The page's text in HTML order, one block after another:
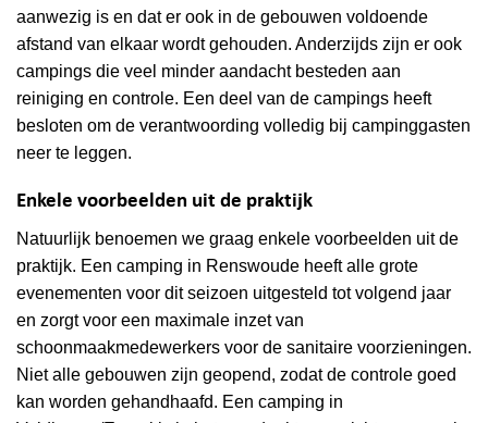
aanwezig is en dat er ook in de gebouwen voldoende
afstand van elkaar wordt gehouden. Anderzijds zijn er ook
campings die veel minder aandacht besteden aan
reiniging en controle. Een deel van de campings heeft
besloten om de verantwoording volledig bij campinggasten
neer te leggen.
Enkele voorbeelden uit de praktijk
Natuurlijk benoemen we graag enkele voorbeelden uit de
praktijk. Een camping in Renswoude heeft alle grote
evenementen voor dit seizoen uitgesteld tot volgend jaar
en zorgt voor een maximale inzet van
schoonmaakmedewerkers voor de sanitaire voorzieningen.
Niet alle gebouwen zijn geopend, zodat de controle goed
kan worden gehandhaafd. Een camping in